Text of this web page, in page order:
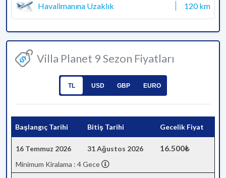
Havalimanına Uzaklık 120 km
Villa Planet 9 Sezon Fiyatları
TL USD GBP EURO
Başlangıç Tarihi Bitiş Tarihi Gecelik Fiyat
16 Temmuz 2026 31 Ağustos 2026 16.500₺
Minimum Kiralama : 4 Gece